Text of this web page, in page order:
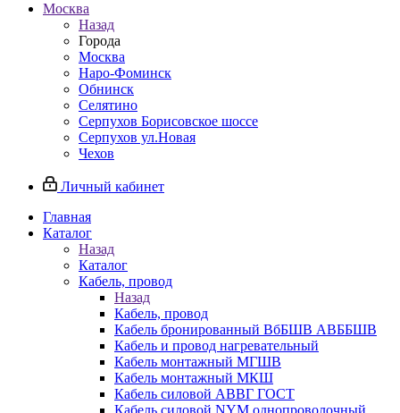
Москва
Назад
Города
Москва
Наро-Фоминск
Обнинск
Селятино
Серпухов Борисовское шоссе
Серпухов ул.Новая
Чехов
Личный кабинет
Главная
Каталог
Назад
Каталог
Кабель, провод
Назад
Кабель, провод
Кабель бронированный ВбБШВ АВББШВ
Кабель и провод нагревательный
Кабель монтажный МГШВ
Кабель монтажный МКШ
Кабель силовой АВВГ ГОСТ